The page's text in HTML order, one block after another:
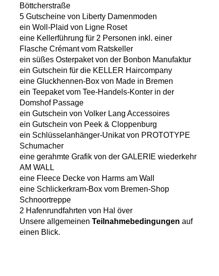
Böttcherstraße
5 Gutscheine von Liberty Damenmoden
ein Woll-Plaid von Ligne Roset
eine Kellerführung für 2 Personen inkl. einer
Flasche Crémant vom Ratskeller
ein süßes Osterpaket von der Bonbon Manufaktur
ein Gutschein für die KELLER Haircompany
eine Gluckhennen-Box von Made in Bremen
ein Teepaket vom Tee-Handels-Konter in der
Domshof Passage
ein Gutschein von Volker Lang Accessoires
ein Gutschein von Peek & Cloppenburg
ein Schlüsselanhänger-Unikat von PROTOTYPE
Schumacher
eine gerahmte Grafik von der GALERIE wiederkehr
AM WALL
eine Fleece Decke von Harms am Wall
eine Schlickerkram-Box vom Bremen-Shop
Schnoortreppe
2 Hafenrundfahrten von Hal över
Unsere allgemeinen Teilnahmebedingungen auf
einen Blick.